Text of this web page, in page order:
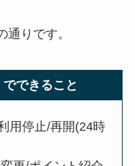
りです。
できること
用停止/再開(24時